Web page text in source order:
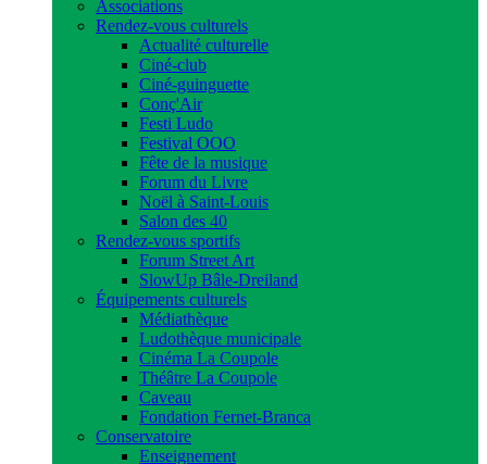
Associations
Rendez-vous culturels
Actualité culturelle
Ciné-club
Ciné-guinguette
Conç'Air
Festi Ludo
Festival OOO
Fête de la musique
Forum du Livre
Noël à Saint-Louis
Salon des 40
Rendez-vous sportifs
Forum Street Art
SlowUp Bâle-Dreiland
Équipements culturels
Médiathèque
Ludothèque municipale
Cinéma La Coupole
Théâtre La Coupole
Caveau
Fondation Fernet-Branca
Conservatoire
Enseignement